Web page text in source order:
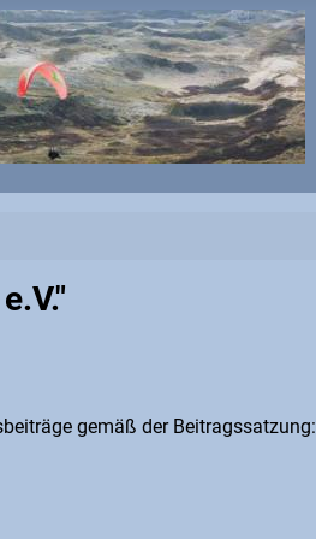
gemäß der Beitragssatzung: